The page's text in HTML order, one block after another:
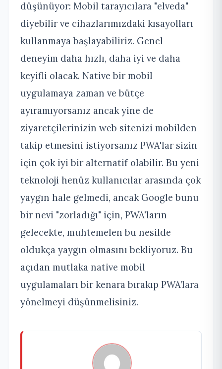
düşünüyor: Mobil tarayıcılara "elveda"
diyebilir ve cihazlarımızdaki kısayolları
kullanmaya başlayabiliriz. Genel
deneyim daha hızlı, daha iyi ve daha
keyifli olacak. Native bir mobil
uygulamaya zaman ve bütçe
ayıramıyorsanız ancak yine de
ziyaretçilerinizin web sitenizi mobilden
takip etmesini istiyorsanız PWA'lar sizin
için çok iyi bir alternatif olabilir. Bu yeni
teknoloji henüz kullanıcılar arasında çok
yaygın hale gelmedi, ancak Google bunu
bir nevi "zorladığı" için, PWA'ların
gelecekte, muhtemelen bu nesilde
oldukça yaygın olmasını bekliyoruz. Bu
açıdan mutlaka native mobil
uygulamaları bir kenara bırakıp PWA’lara
yönelmeyi düşünmelisiniz.